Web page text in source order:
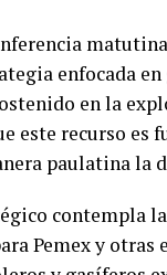
enfocada
en la
este recurso
paulatina la
contempla
Pemex y otras